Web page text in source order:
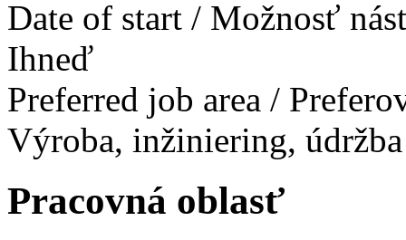
Date of start / Možnosť
Ihneď
Preferred job area /
Výroba, inžiniering, údržba
Pracovná oblasť